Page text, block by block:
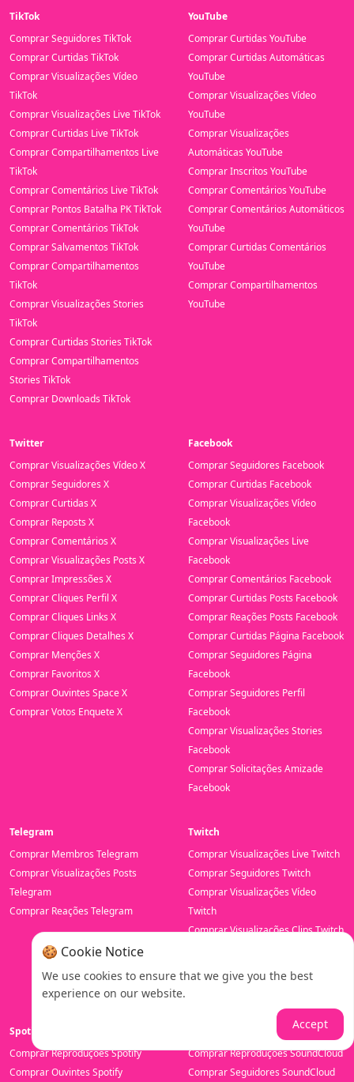
TikTok
Comprar Seguidores TikTok
Comprar Curtidas TikTok
Comprar Visualizações Vídeo
TikTok
Comprar Visualizações Live TikTok
Comprar Curtidas Live TikTok
Comprar Compartilhamentos Live
TikTok
Comprar Comentários Live TikTok
Comprar Pontos Batalha PK TikTok
Comprar Comentários TikTok
Comprar Salvamentos TikTok
Comprar Compartilhamentos
TikTok
Comprar Visualizações Stories
TikTok
Comprar Curtidas Stories TikTok
Comprar Compartilhamentos
Stories TikTok
Comprar Downloads TikTok
YouTube
Comprar Curtidas YouTube
Comprar Curtidas Automáticas
YouTube
Comprar Visualizações Vídeo
YouTube
Comprar Visualizações
Automáticas YouTube
Comprar Inscritos YouTube
Comprar Comentários YouTube
Comprar Comentários Automáticos
YouTube
Comprar Curtidas Comentários
YouTube
Comprar Compartilhamentos
YouTube
Twitter
Comprar Visualizações Vídeo X
Comprar Seguidores X
Comprar Curtidas X
Comprar Reposts X
Comprar Comentários X
Comprar Visualizações Posts X
Comprar Impressões X
Comprar Cliques Perfil X
Comprar Cliques Links X
Comprar Cliques Detalhes X
Comprar Menções X
Comprar Favoritos X
Comprar Ouvintes Space X
Comprar Votos Enquete X
Facebook
Comprar Seguidores Facebook
Comprar Curtidas Facebook
Comprar Visualizações Vídeo
Facebook
Comprar Visualizações Live
Facebook
Comprar Comentários Facebook
Comprar Curtidas Posts Facebook
Comprar Reações Posts Facebook
Comprar Curtidas Página Facebook
Comprar Seguidores Página
Facebook
Comprar Seguidores Perfil
Facebook
Comprar Visualizações Stories
Facebook
Comprar Solicitações Amizade
Facebook
Telegram
Comprar Membros Telegram
Comprar Visualizações Posts
Telegram
Comprar Reações Telegram
Twitch
Comprar Visualizações Live Twitch
Comprar Seguidores Twitch
Comprar Visualizações Vídeo
Twitch
Comprar Visualizações Clips Twitch
Comprar Inscritos Prime Twitch
Spotify
Comprar Reproduções Spotify
Comprar Ouvintes Spotify
Comprar Reproduções SoundCloud
Comprar Seguidores SoundCloud
🍪 Cookie Notice
We use cookies to ensure that we give you the best
experience on our website.
Accept